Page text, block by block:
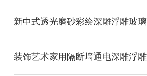
新中式透光磨砂彩绘深雕浮雕玻璃